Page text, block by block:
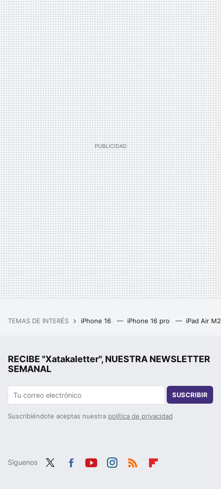
TEMAS DE INTERÉS iPhone 16 iPhone 16 pro iPad Air
RECIBE "Xatakaletter", NUESTRA NEWSLETTER
SEMANAL
SUSCRIBIR
Suscribiéndote aceptas nuestra política de privacidad
Síguenos